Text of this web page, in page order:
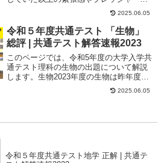
背負って2日間を戦い抜いた受験生は、気
2025.06.05
令和５年度共通テスト 「生物」
総評 | 共通テスト解答速報2023
このページでは、令和5年度の大学入学共
通テスト理科の生物の出題について解説
します。生物2023年度の生物は昨年度よ
りも大幅に難化しました。模試では高得
2025.06.05
令和５年度共通テスト地学 正解 | 共通テ